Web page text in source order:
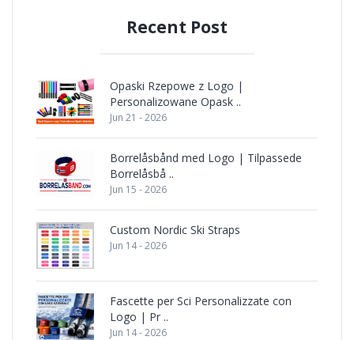
Recent Post
Opaski Rzepowe z Logo |
Personalizowane Opask ..
Jun 21 - 2026
Borrelåsbånd med Logo | Tilpassede
Borrelåsbå ..
Jun 15 - 2026
Custom Nordic Ski Straps
Jun 14 - 2026
Fascette per Sci Personalizzate con
Logo | Pr ..
Jun 14 - 2026